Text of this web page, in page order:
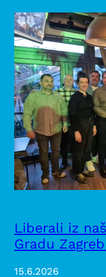
Liberali iz
Gradu
15.6.2026